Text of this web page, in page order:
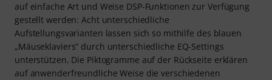
auf einfache Art und Weise DSP-Funktionen zur Verfügung
gestellt werden: Acht unterschiedliche
Aufstellungsvarianten lassen sich so mithilfe des blauen
„Mäuseklaviers“ durch unterschiedliche EQ-Settings
unterstützen. Die Piktogramme auf der Rückseite erklären
auf anwenderfreundliche Weise die verschiedenen